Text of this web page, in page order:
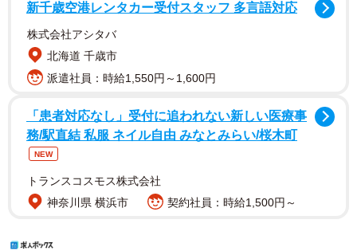
新千歳空港レンタカー受付スタッフ 多言語対応
株式会社アシタバ
北海道 千歳市
派遣社員：時給1,550円～1,600円
「患者対応なし」受付に追われない新しい医療事
務/駅直結 私服 ネイル自由 みなとみらい/桜木町
NEW
トランスコスモス株式会社
神奈川県 横浜市
契約社員：時給1,500円～